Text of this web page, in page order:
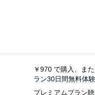
￥970 で購入、ま
ラン30日間無料体
プレミアムプラン